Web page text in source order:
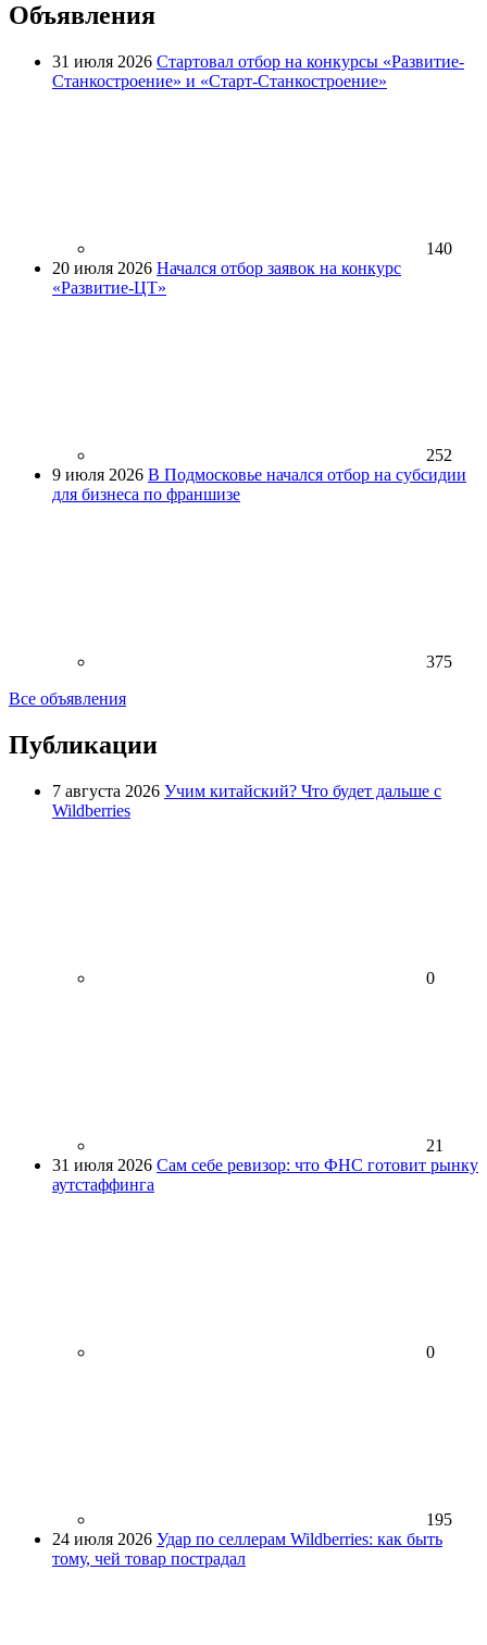
Объявления
31 июля 2026 Стартовал отбор на конкурсы «Развитие-
Станкостроение» и «Старт-Станкостроение»
140
20 июля 2026 Начался отбор заявок на конкурс
«Развитие-ЦТ»
252
9 июля 2026 В Подмосковье начался отбор на субсидии
для бизнеса по франшизе
375
Все объявления
Публикации
7 августа 2026 Учим китайский? Что будет дальше с
Wildberries
0
21
31 июля 2026 Сам себе ревизор: что ФНС готовит рынку
аутстаффинга
0
195
24 июля 2026 Удар по селлерам Wildberries: как быть
тому, чей товар пострадал